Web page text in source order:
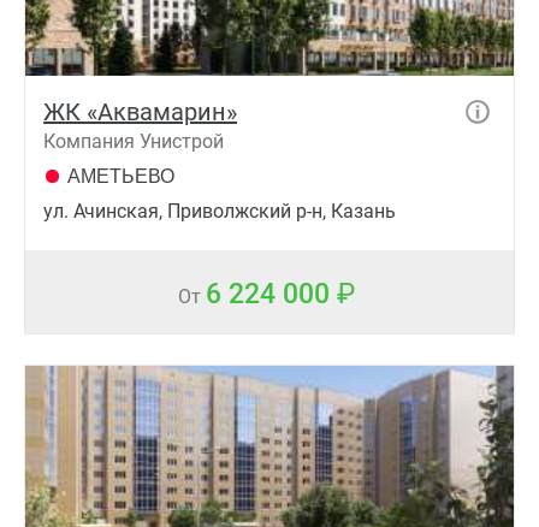
ЖК «Аквамарин»
Компания Унистрой
АМЕТЬЕВО
ул. Ачинская, Приволжский р-н, Казань
От 6 224 000